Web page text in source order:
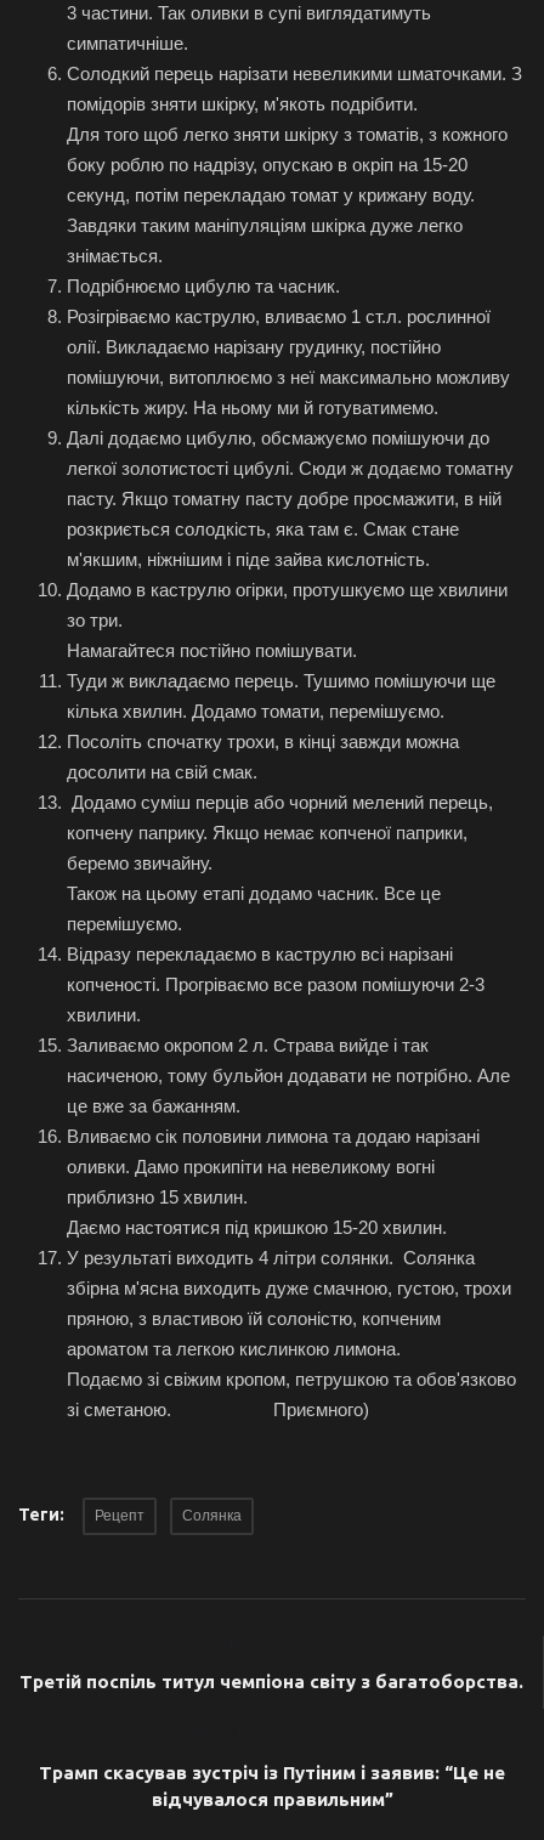
3 частини. Так оливки в супі виглядатимуть
симпатичніше.
Солодкий перець нарізати невеликими шматочками. З
помідорів зняти шкірку, м'якоть подрібити.
Для того щоб легко зняти шкірку з томатів, з кожного
боку роблю по надрізу, опускаю в окріп на 15-20
секунд, потім перекладаю томат у крижану воду.
Завдяки таким маніпуляціям шкірка дуже легко
знімається.
Подрібнюємо цибулю та часник.
Розігріваємо каструлю, вливаємо 1 ст.л. рослинної
олії. Викладаємо нарізану грудинку, постійно
помішуючи, витоплюємо з неї максимально можливу
кількість жиру. На ньому ми й готуватимемо.
Далі додаємо цибулю, обсмажуємо помішуючи до
легкої золотистості цибулі. Сюди ж додаємо томатну
пасту. Якщо томатну пасту добре просмажити, в ній
розкриється солодкість, яка там є. Смак стане
м'якшим, ніжнішим і піде зайва кислотність.
Додамо в каструлю огірки, протушкуємо ще хвилини
зо три.
Намагайтеся постійно помішувати.
Туди ж викладаємо перець. Тушимо помішуючи ще
кілька хвилин. Додамо томати, перемішуємо.
Посоліть спочатку трохи, в кінці завжди можна
досолити на свій смак.
Додамо суміш перців або чорний мелений перець,
копчену паприку. Якщо немає копченої паприки,
беремо звичайну.
Також на цьому етапі додамо часник. Все це
перемішуємо.
Відразу перекладаємо в каструлю всі нарізані
копченості. Прогріваємо все разом помішуючи 2-3
хвилини.
Заливаємо окропом 2 л. Страва вийде і так
насиченою, тому бульйон додавати не потрібно. Але
це вже за бажанням.
Вливаємо сік половини лимона та додаю нарізані
оливки. Дамо прокипіти на невеликому вогні
приблизно 15 хвилин.
Даємо настоятися під кришкою 15-20 хвилин.
У результаті виходить 4 літри солянки. Солянка
збірна м'ясна виходить дуже смачною, густою, трохи
пряною, з властивою їй солоністю, копченим
ароматом та легкою кислинкою лимона.
Подаємо зі свіжим кропом, петрушкою та обов'язково
зі сметаною. Приємного)
Теги: Рецепт Солянка
Третій поспіль титул чемпіона світу з багатоборства.
Трамп скасував зустріч із Путіним і заявив: “Це не
відчувалося правильним”